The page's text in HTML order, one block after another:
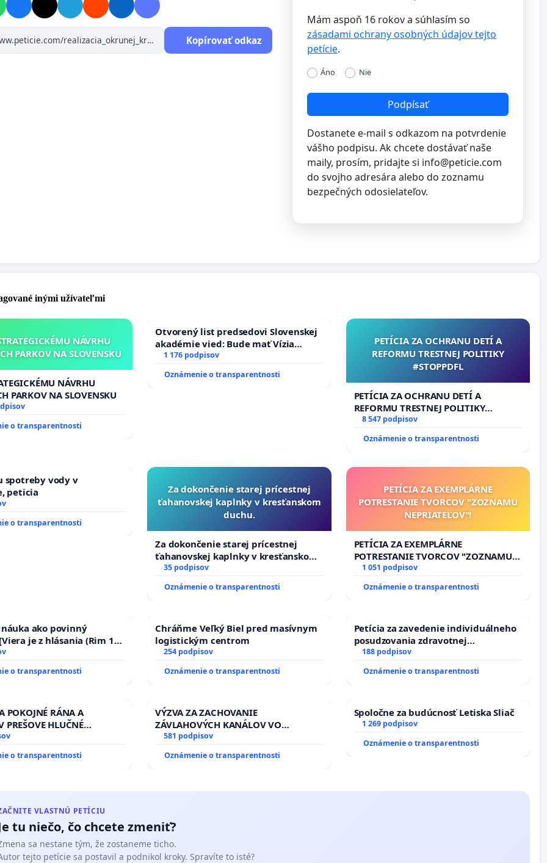
jednosmernej cesty na Okružnej ulici znemožnilo
Venevskej a Okružnej ulice využívať cestu ako
čím sa znásobil počet vodičov využívajúcich
Kopírovať odkaz
Mám aspoň 16 rokov a súhlasím so
zásadami ochrany osobných údajov tejto
petície.
Áno Nie
Podpísať
Dostanete e-mail s odkazom na potvrdenie
vášho podpisu. Ak chcete dostávať naše
maily, prosím, pridajte si info@peticie.com
do svojho adresára alebo do zoznamu
bezpečných odosielateľov.
inými užívateľmi
NÁVRHU
PARKOV NA SLOVENSKU
NÁVRHU
PARKOV NA SLOVENSKU
o transparentnosti
Otvorený list predsedovi Slovenskej
akadémie vied: Bude mať Vízia
Slovenska 2040 mravnú chrbticu?
1 176 podpisov
Oznámenie o transparentnosti
PETÍCIA ZA OCHRANU DETÍ A
REFORMU TRESTNEJ POLITIKY
#STOPPDFL
PETÍCIA ZA OCHRANU DETÍ A
REFORMU TRESTNEJ POLITIKY
#STOPPDFL
8 547 podpisov
Oznámenie o transparentnosti
spotreby vody v
peticia
o transparentnosti
Za dokončenie starej prícestnej
ťahanovskej kaplnky v kresťanskom
duchu.
Za dokončenie starej prícestnej
ťahanovskej kaplnky v kresťanskom
duchu.
35 podpisov
Oznámenie o transparentnosti
PETÍCIA ZA EXEMPLÁRNE
POTRESTANIE TVORCOV "ZOZNAMU
NEPRIATEĽOV"!
PETÍCIA ZA EXEMPLÁRNE
POTRESTANIE TVORCOV "ZOZNAMU
NEPRIATEĽOV"!
1 051 podpisov
Oznámenie o transparentnosti
ako povinný
je z hlásania (Rim 10,
o transparentnosti
Chráňme Veľký Biel pred masívnym
logistickým centrom
254 podpisov
Oznámenie o transparentnosti
Petícia za zavedenie individuálneho
posudzovania zdravotnej
spôsobilosti osôb s diabetom 1. a 2.
zboru SR
188 podpisov
Oznámenie o transparentnosti
POKOJNÉ RÁNA A
PREŠOVE HLUČNÉ
PRÁCE V SOBOTU LEN OD
8.00 – 18.00 HOD. A
o transparentnosti
VÝZVA ZA ZACHOVANIE
ZÁVLAHOVÝCH KANÁLOV VO
VÝLUČNOM VLASTNÍCTVE A POD
& žiadosť na riešenie zanedbaného
581 podpisov
Oznámenie o transparentnosti
Spoločne za budúcnosť Letiska Sliač
1 269 podpisov
Oznámenie o transparentnosti
VLASTNÚ PETÍCIU
tu niečo, čo chcete zmeniť?
sa nestane tým, že zostaneme ticho.
tejto petície sa postavil a podnikol kroky. Spravíte to isté?